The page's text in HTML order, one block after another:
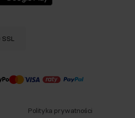
Polityka prywatności